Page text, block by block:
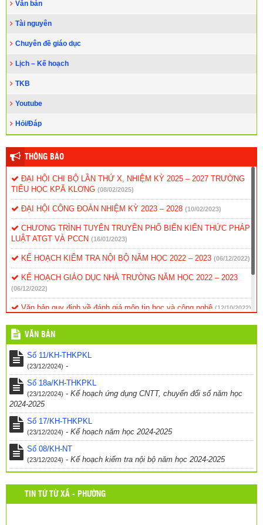
Văn bản
Tài nguyên
Chuyên đề giáo dục
Lịch – Kế hoạch
TKB
Youtube
Hỏi/Đáp
THÔNG BÁO
ĐẠI HỘI CHI BỘ LẦN THỨ X, NHIỆM KỲ 2025 – 2027 TRƯỜNG
TIỂU HỌC KPĂ KLƠNG (08/02/2025)
ĐẠI HỘI CÔNG ĐOÀN NHIỆM KỲ 2023 – 2028 (10/02/2023)
CHƯƠNG TRÌNH TUYÊN TRUYỀN PHỔ BIẾN KIẾN THỨC PHÁP
LUẬT ATGT VÀ PCCN (16/01/2023)
KẾ HOẠCH KIỂM TRA NỘI BỘ NĂM HỌC 2022 – 2023 (06/12/2022)
KẾ HOẠCH GIÁO DỤC NHÀ TRƯỜNG NĂM HỌC 2022 – 2023
(06/12/2022)
Văn bản quy định về đánh giá môn tin học và công nghệ (12/10/2022)
Kế hoạch hoạt động dạy và học năm 2017 (24/03/2017)
Thông báo – Nhiệm vụ trong năm học mới (24/03/2017)
VĂN BẢN
Số 11/KH-THKPKL
(23/12/2024) -
Số 18a/KH-THKPKL
(23/12/2024) - Kế hoạch ứng dụng CNTT, chuyển đổi số năm học
2024-2025
Số 17/KH-THKPKL
(23/12/2024) - Kế hoạch năm học 2024-2025
Số 08/KH-NT
(23/12/2024) - Kế hoạch kiểm tra nội bộ năm học 2024-2025
TIN TỨ TỪ XÃ - PHƯỜNG